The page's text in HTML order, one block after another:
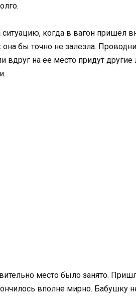
когда в вагон пришёл
бы точно не залезла.
вдруг на ее место придут
место было занято.
вполне мирно. Бабушку